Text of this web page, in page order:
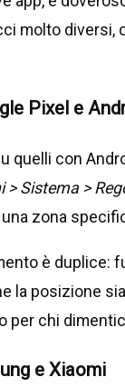
molto
Pixel e
quelli con
Sistema >
zona
è duplice:
la posizione
per chi
e Xiaomi